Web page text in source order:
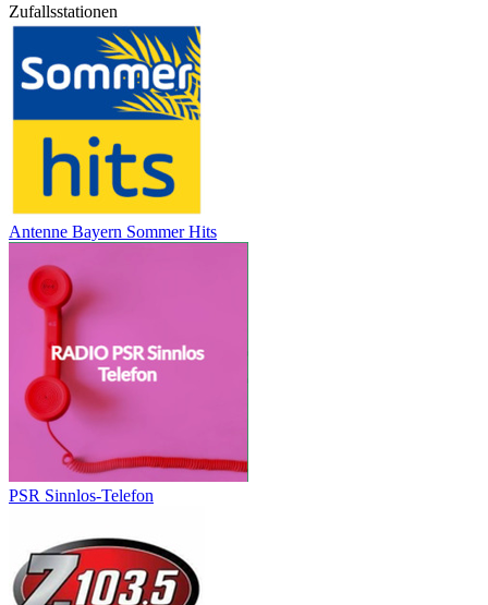
Zufallsstationen
Antenne Bayern Sommer Hits
PSR Sinnlos-Telefon